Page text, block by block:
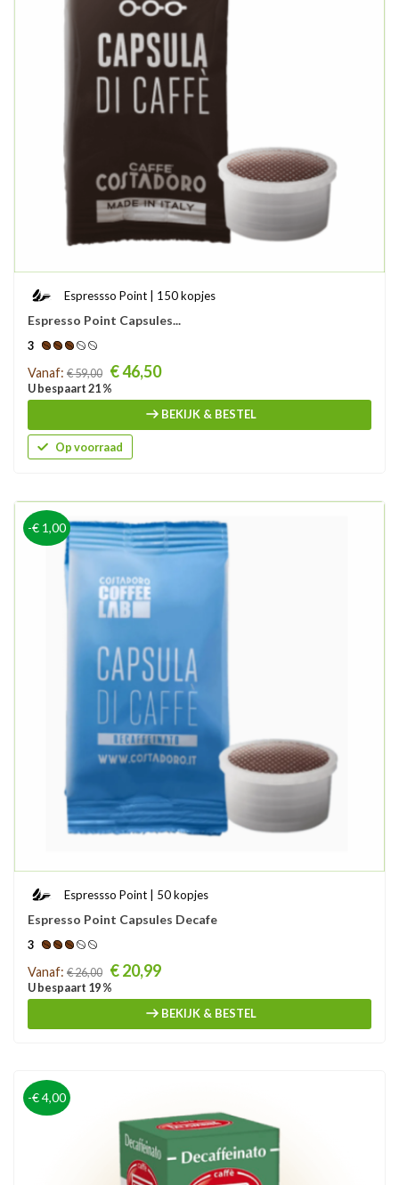
Espressso Point | 150 kopjes
Espresso Point Capsules...
3
Prijs
Vanaf: € 59,00 € 46,50
U bespaart 21 %
BEKIJK & BESTEL
Op voorraad
-€ 1,00
Espressso Point | 50 kopjes
Espresso Point Capsules Decafe
3
Prijs
Vanaf: € 26,00 € 20,99
U bespaart 19 %
BEKIJK & BESTEL
-€ 4,00